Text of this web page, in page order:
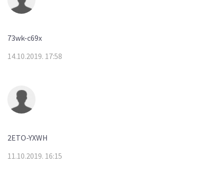
73wk-c69x
14.10.2019. 17:58
2ETO-YXWH
11.10.2019. 16:15